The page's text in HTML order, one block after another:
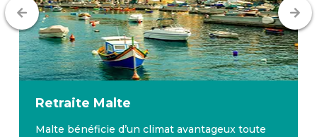
Retraite Malte
Malte bénéficie d’un climat avantageux toute